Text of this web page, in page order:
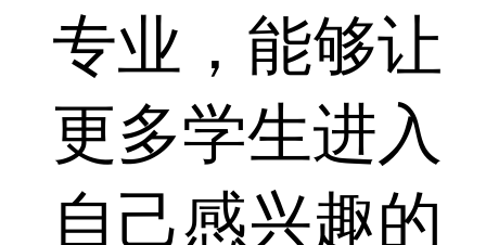
专业，能够让
更多学生进入
自己感兴趣的